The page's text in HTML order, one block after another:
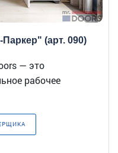
(арт. 090)
— это
рабочее